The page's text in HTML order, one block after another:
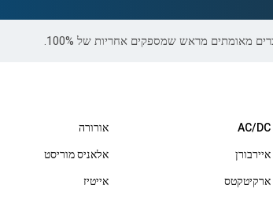
AC/DC אורורה
איירבורן אלאניס מוריסט
ארקיטקטס אייטיז